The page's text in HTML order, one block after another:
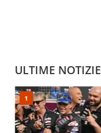
ULTIME NOTIZIE